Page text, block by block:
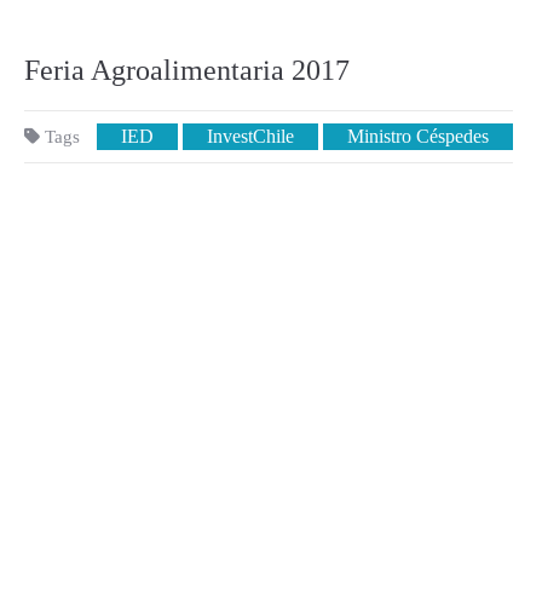
Feria Agroalimentaria 2017
Tags IED InvestChile Ministro Céspedes